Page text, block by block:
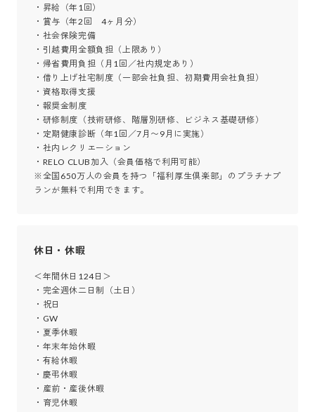
・昇給（年1回）
・賞与（年2回　4ヶ月分）
・社会保険完備
・引越費用全額負担（上限あり）
・帰省費用負担（月1回／社内規定あり）
・借り上げ社宅制度（一部会社負担、初期費用会社負担）
・資格取得支援
・報奨金制度
・研修制度（技術研修、階層別研修、ビジネス基礎研修）
・定期健康診断（年1回／7月〜9月に実施）
・社内レクリエーション
・RELO CLUB加入（会員価格で利用可能）
※全国650万人の会員を持つ「福利厚生倶楽部」のプラチナプ
ランが無料で利用できます。
休日・休暇
＜年間休日124日＞
・完全週休二日制（土日）
・祝日
・GW
・夏季休暇
・年末年始休暇
・有給休暇
・慶弔休暇
・産前・産後休暇
・育児休暇